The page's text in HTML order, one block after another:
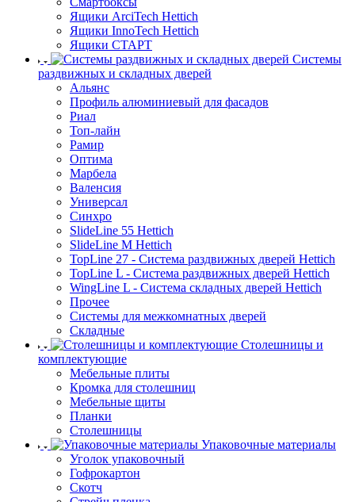
Ящики ArciTech Hettich
Ящики InnoTech Hettich
Ящики СТАРТ
Системы
раздвижных и складных дверей
Альянс
Профиль алюминиевый для фасадов
Риал
Топ-лайн
Рамир
Оптима
Марбела
Валенсия
Универсал
Синхро
SlideLine 55 Hettich
SlideLine M Hettich
TopLine 27 - Система раздвижных дверей Hettich
TopLine L - Система раздвижных дверей Hettich
WingLine L - Система складных дверей Hettich
Прочее
Системы для межкомнатных дверей
Складные
Столешницы и
комплектующие
Мебельные плиты
Кромка для столешниц
Мебельные щиты
Планки
Столешницы
Упаковочные материалы
Уголок упаковочный
Гофрокартон
Скотч